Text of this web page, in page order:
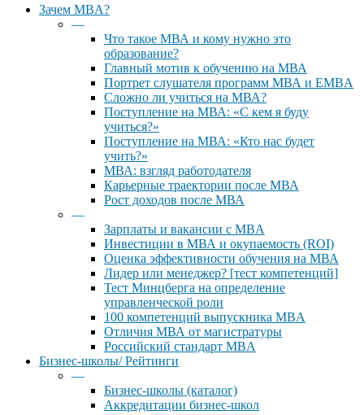
Close
Зачем MBA?
—
Что такое МВА и кому нужно это
образование?
Главный мотив к обучению на МВА
Портрет слушателя программ МВА и EMBA
Сложно ли учиться на МВА?
Поступление на МВА: «С кем я буду
учиться?»
Поступление на МВА: «Кто нас будет
учить?»
МВА: взгляд работодателя
Карьерные траектории после МВА
Рост доходов после МВА
—
Зарплаты и вакансии с MBA
Инвестиции в МВА и окупаемость (ROI)
Оценка эффективности обучения на МВА
Лидер или менеджер? [тест компетенций]
Тест Минцберга на определение
управленческой роли
100 компетенций выпускника MBA
Отличия МВА от магистратуры
Российский стандарт MBA
Бизнес-школы/ Рейтинги
—
Бизнес-школы (каталог)
Аккредитации бизнес-школ